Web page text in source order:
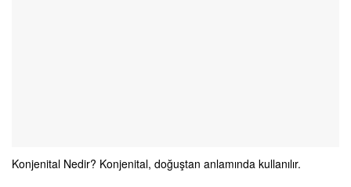
Konjenital Nedir? Konjenital, doğuştan anlamında kullanılır.